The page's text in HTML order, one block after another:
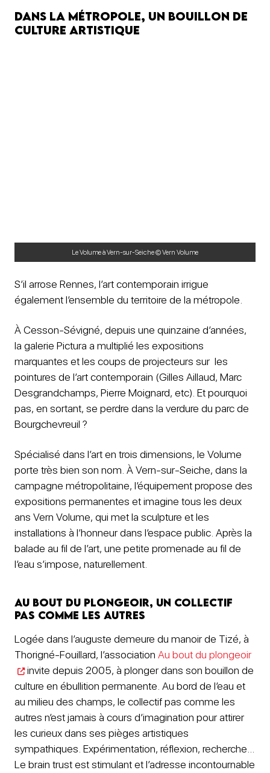
Dans la métropole, un bouillon de
culture artistique
Le Volume à Vern-sur-Seiche © Vern Volume
S’il arrose Rennes, l’art contemporain irrigue
également l’ensemble du territoire de la métropole.
À Cesson-Sévigné, depuis une quinzaine d’années,
la galerie Pictura a multiplié les expositions
marquantes et les coups de projecteurs sur les
pointures de l’art contemporain (Gilles Aillaud, Marc
Desgrandchamps, Pierre Moignard, etc). Et pourquoi
pas, en sortant, se perdre dans la verdure du parc de
Bourgchevreuil ?
Spécialisé dans l’art en trois dimensions, le Volume
porte très bien son nom. À Vern-sur-Seiche, dans la
campagne métropolitaine, l’équipement propose des
expositions permanentes et imagine tous les deux
ans Vern Volume, qui met la sculpture et les
installations à l’honneur dans l’espace public. Après la
balade au fil de l’art, une petite promenade au fil de
l’eau s’impose, naturellement.
Au bout du Plongeoir, un collectif
pas comme les autres
Logée dans l’auguste demeure du manoir de Tizé, à
Thorigné-Fouillard, l’association Au bout du plongeoir
invite depuis 2005, à plonger dans son bouillon de
culture en ébullition permanente. Au bord de l’eau et
au milieu des champs, le collectif pas comme les
autres n’est jamais à cours d’imagination pour attirer
les curieux dans ses pièges artistiques
sympathiques. Expérimentation, réflexion, recherche…
Le brain trust est stimulant et l’adresse incontournable